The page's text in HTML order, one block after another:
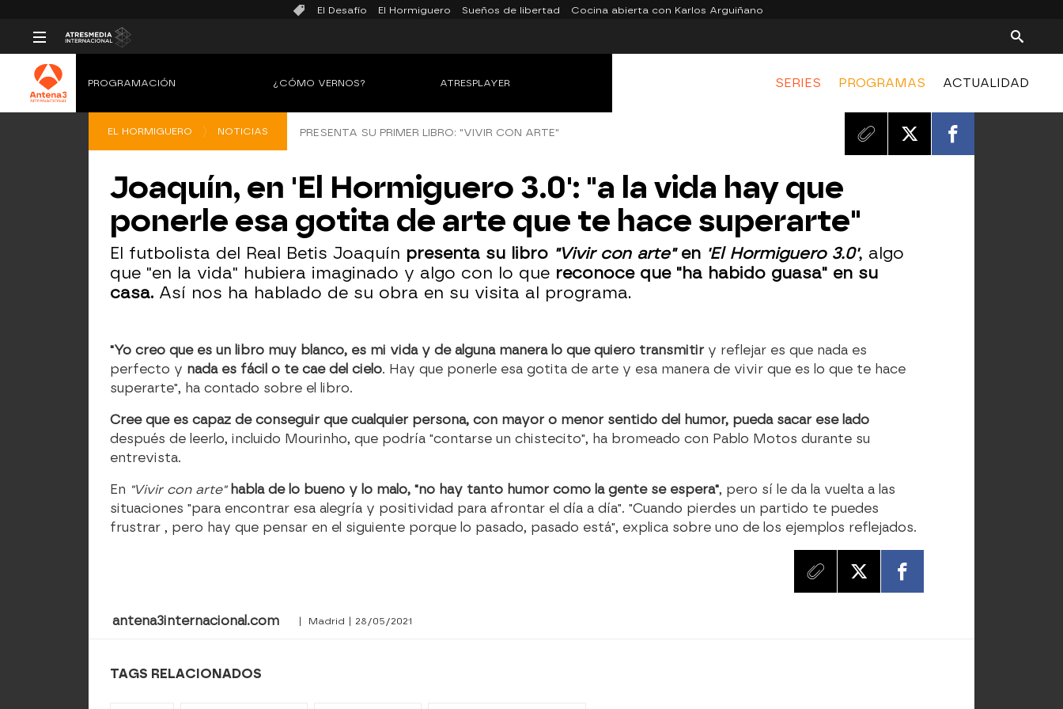
El Desafío El Hormiguero Sueños de libertad Cocina abierta con Karlos Arguiñano
SERIES PROGRAMAS ACTUALIDAD
PROGRAMACIÓN ¿CÓMO VERNOS? ATRESPLAYER
EL HORMIGUERO NOTICIAS PRESENTA SU PRIMER LIBRO: "VIVIR CON ARTE"
Joaquín, en 'El Hormiguero 3.0': "a la vida hay que
ponerle esa gotita de arte que te hace superarte"
El futbolista del Real Betis Joaquín presenta su libro "Vivir con arte" en 'El Hormiguero 3.0', algo
que "en la vida" hubiera imaginado y algo con lo que reconoce que "ha habido guasa" en su
casa. Así nos ha hablado de su obra en su visita al programa.
"Yo creo que es un libro muy blanco, es mi vida y de alguna manera lo que quiero transmitir y reflejar es que nada es
perfecto y nada es fácil o te cae del cielo. Hay que ponerle esa gotita de arte y esa manera de vivir que es lo que te hace
superarte", ha contado sobre el libro.
Cree que es capaz de conseguir que cualquier persona, con mayor o menor sentido del humor, pueda sacar ese lado
después de leerlo, incluido Mourinho, que podría "contarse un chistecito", ha bromeado con Pablo Motos durante su
entrevista.
En "Vivir con arte"habla de lo bueno y lo malo, "no hay tanto humor como la gente se espera", pero sí le da la vuelta a las
situaciones "para encontrar esa alegría y positividad para afrontar el día a día". "Cuando pierdes un partido te puedes
frustrar , pero hay que pensar en el siguiente porque lo pasado, pasado está", explica sobre uno de los ejemplos reflejados.
antena3internacional.com | Madrid | 28/05/2021
TAGS RELACIONADOS